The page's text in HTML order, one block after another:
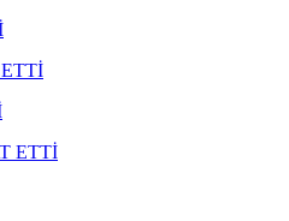
ETTİ